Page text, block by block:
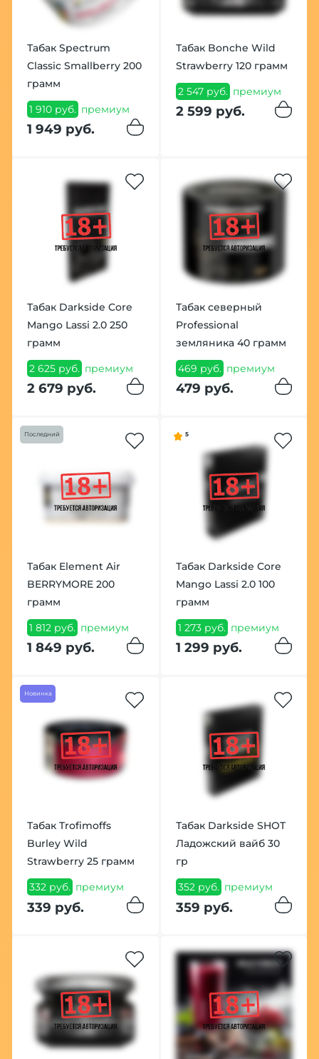
Табак Spectrum
Classic Smallberry 200
грамм
1 910 руб. премиум
1 949 руб.
Табак Bonche Wild
Strawberry 120 грамм
2 547 руб. премиум
2 599 руб.
Табак Darkside Core
Mango Lassi 2.0 250
грамм
2 625 руб. премиум
2 679 руб.
Табак северный
Professional
земляника 40 грамм
469 руб. премиум
479 руб.
Последний
Табак Element Air
BERRYMORE 200
грамм
1 812 руб. премиум
1 849 руб.
5
Табак Darkside Core
Mango Lassi 2.0 100
грамм
1 273 руб. премиум
1 299 руб.
Новинка
Табак Trofimoffs
Burley Wild
Strawberry 25 грамм
332 руб. премиум
339 руб.
Табак Darkside SHOT
Ладожский вайб 30
гр
352 руб. премиум
359 руб.